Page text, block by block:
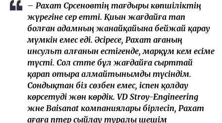
– Рахат Сәрсеновтің тағдыры көпшіліктің
жүрегіне әсер етті. Қиын жағдайға тап
болған адамның жанайқайына бейжай қарау
мүмкін емес еді. Әсіресе, Рахат ағаның
инсульт алғанын естігенде, марқұм әкем есіме
түсті. Сол сәтте бұл жағдайға сырттай
қарап отыра алмайтынымды түсіндім.
Сондықтан біз сөзбен емес, іспен қолдау
көрсетуді жөн көрдік. VD Stroy-Engineering
және Baisanat компаниялары бірлесіп, Рахат
ағаға пәтер сыйлау туралы шешім